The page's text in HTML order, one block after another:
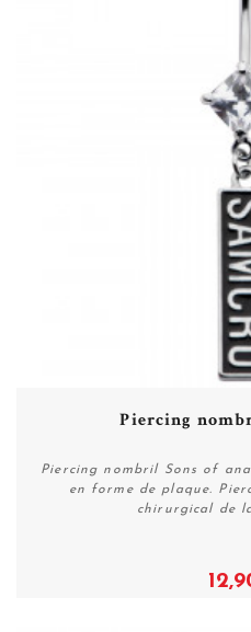
Piercing
Piercing nombril Sons of
en forme de plaque.
chirurgical de